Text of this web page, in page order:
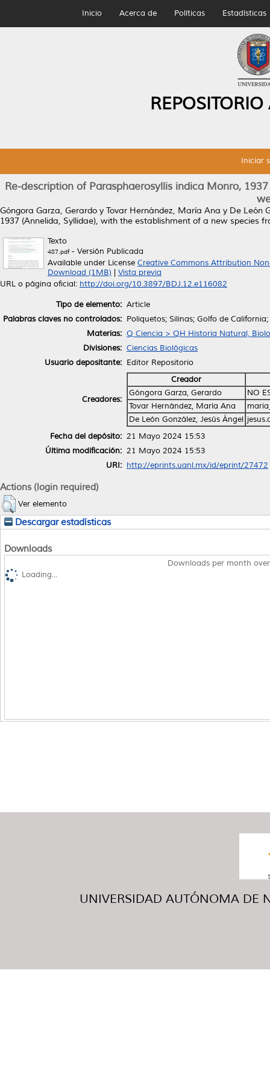
Inicio Acerca de Políticas Estadísticas
Iniciar
Re-description of Parasphaerosyllis indica Monro,
Góngora Garza, Gerardo y Tovar Hernández, María Ana y De León
1937 (Annelida, Syllidae), with the establishment of a new species
Texto
487.pdf- Versión Publicada
Available under License Creative Commons Attribution
Download (1MB)
Vista previa
URL o página oficial: http://doi.org/10.3897/BDJ.12.e116082
Tipo de elemento: Article
Palabras claves no controlados: Poliquetos; Silinas; Golfo de
Materias: Q Ciencia > QH Historia Natural,
Divisiones: Ciencias Biológicas
Usuario depositante: Editor Repositorio
Creadores:
Creador
Góngora Garza, Gerardo
NO
Tovar Hernández, María Ana
De León González, Jesús Ángel
Fecha del depósito: 21 Mayo 2024 15:53
Última modificación: 21 Mayo 2024 15:53
URI: http://eprints.uanl.mx/id/eprint/27472
Actions (login required)
Ver elemento
Descargar estadísticas
Downloads
Downloads per month
Loading...
UNIVERSIDAD AUTÓNOMA DE